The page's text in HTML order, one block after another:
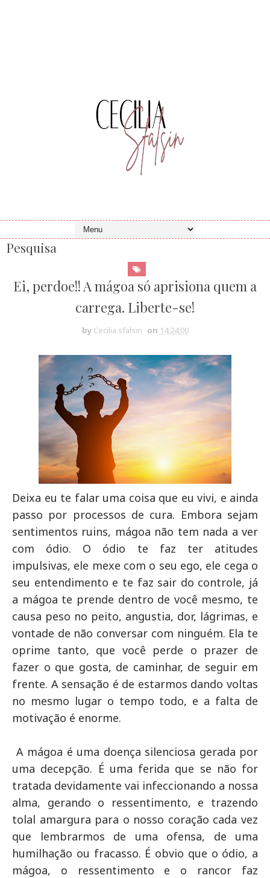
Pesquisa
Ei, perdoe!! A mágoa só aprisiona quem a
carrega. Liberte-se!
by Cecilia sfalsin on 14:24:00
Deixa eu te falar uma coisa que eu vivi, e ainda
passo por processos de cura. Embora sejam
sentimentos ruins, mágoa não tem nada a ver
com ódio. O ódio te faz ter atitudes
impulsivas, ele mexe com o seu ego, ele cega o
seu entendimento e te faz sair do controle, já
a mágoa te prende dentro de você mesmo, te
causa peso no peito, angustia, dor, lágrimas, e
vontade de não conversar com ninguém. Ela te
oprime tanto, que você perde o prazer de
fazer o que gosta, de caminhar, de seguir em
frente. A sensação é de estarmos dando voltas
no mesmo lugar o tempo todo, e a falta de
motivação é enorme.
A mágoa é uma doença silenciosa gerada por
uma decepção. É uma ferida que se não for
tratada devidamente vai infeccionando a nossa
alma, gerando o ressentimento, e trazendo
tolal amargura para o nosso coração cada vez
que lembrarmos de uma ofensa, de uma
humilhação ou fracasso. É obvio que o ódio, a
mágoa, o ressentimento e o rancor faz